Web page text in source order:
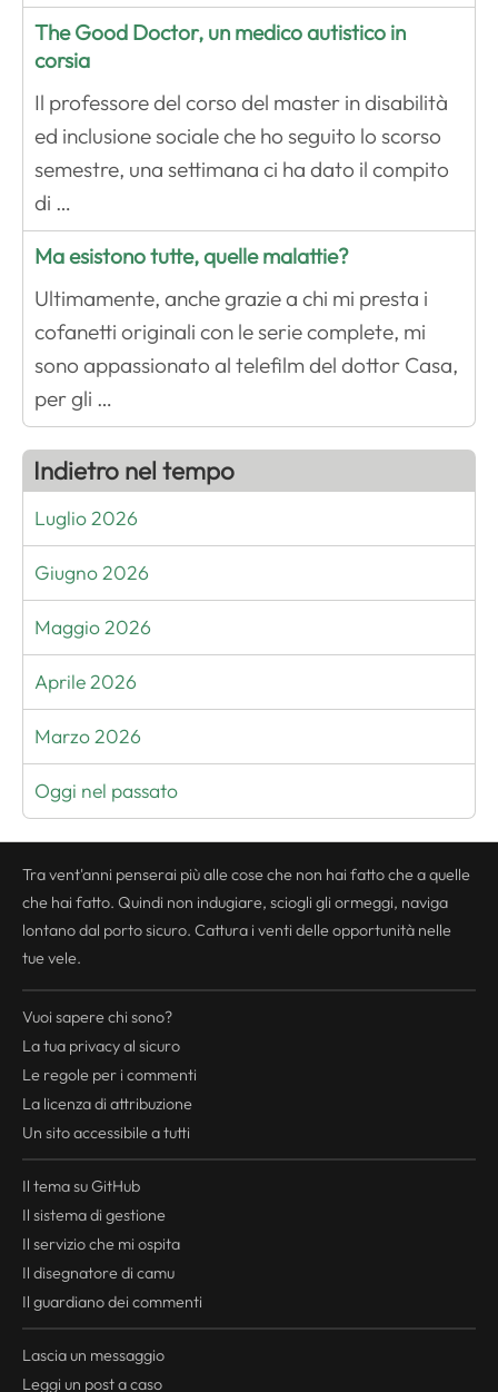
The Good Doctor, un medico autistico in
corsia
Il professore del corso del master in disabilità
ed inclusione sociale che ho seguito lo scorso
semestre, una settimana ci ha dato il compito
di …
Ma esistono tutte, quelle malattie?
Ultimamente, anche grazie a chi mi presta i
cofanetti originali con le serie complete, mi
sono appassionato al telefilm del dottor Casa,
per gli …
Indietro nel tempo
Luglio 2026
Giugno 2026
Maggio 2026
Aprile 2026
Marzo 2026
Oggi nel passato
Tra vent'anni penserai più alle cose che non hai fatto che a quelle
che hai fatto. Quindi non indugiare, sciogli gli ormeggi, naviga
lontano dal porto sicuro. Cattura i venti delle opportunità nelle
tue vele.
Vuoi sapere chi sono?
La tua privacyal sicuro
Le regole per i commenti
La licenza di attribuzione
Un sito accessibile a tutti
Il tema su GitHub
Il sistema di gestione
Il servizio che mi ospita
Il disegnatore di camu
Il guardiano dei commenti
Lascia un messaggio
Leggi un post a caso